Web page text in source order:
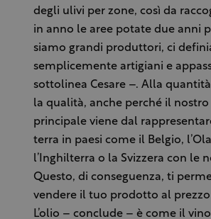
degli ulivi per zone, così da
in anno le aree potate due anni
siamo grandi produttori, ci
semplicemente artigiani e
sottolinea Cesare –. Alla
la qualità, anche perché il
principale viene dal
terra in paesi come il Belgio,
l’Inghilterra o la Svizzera con le
Questo, di conseguenza, ti
vendere il tuo prodotto al
L’olio – conclude – è come il